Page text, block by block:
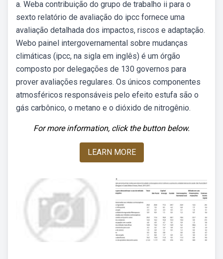
a. Weba contribuição do grupo de trabalho ii para o
sexto relatório de avaliação do ipcc fornece uma
avaliação detalhada dos impactos, riscos e adaptação.
Webo painel intergovernamental sobre mudanças
climáticas (ipcc, na sigla em inglês) é um órgão
composto por delegações de 130 governos para
prover avaliações regulares. Os únicos componentes
atmosféricos responsáveis pelo efeito estufa são o
gás carbônico, o metano e o dióxido de nitrogênio.
For more information, click the button below.
LEARN MORE